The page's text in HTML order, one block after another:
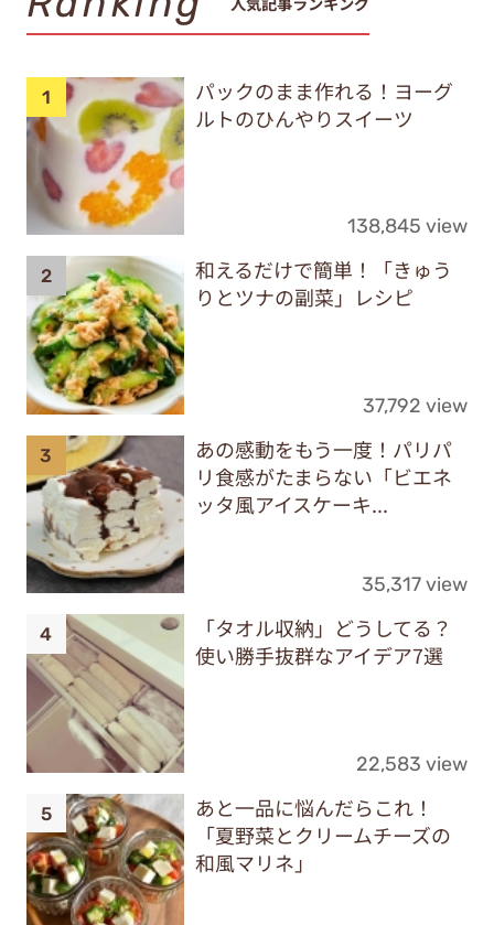
パックのまま作れる！ヨーグ
ルトのひんやりスイーツ
138,845 view
和えるだけで簡単！「きゅう
りとツナの副菜」レシピ
37,792 view
あの感動をもう一度！パリパ
リ食感がたまらない「ビエネ
ッタ風アイスケーキ...
35,317 view
「タオル収納」どうしてる？
使い勝手抜群なアイデア7選
22,583 view
あと一品に悩んだらこれ！
「夏野菜とクリームチーズの
和風マリネ」